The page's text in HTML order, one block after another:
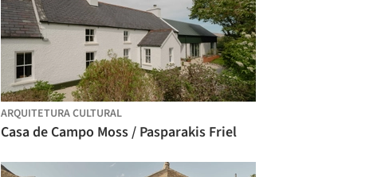
ARQUITETURA CULTURAL
Casa de Campo Moss / Pasparakis Friel